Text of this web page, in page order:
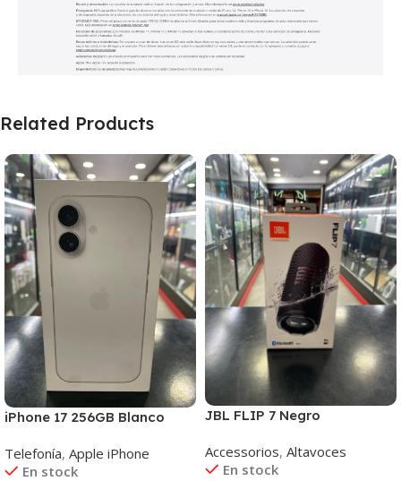
Related Products
iPhone 17 256GB Blanco
Telefonía, Apple iPhone
En stock
JBL FLIP 7 Negro
Accessorios, Altavoces
En stock